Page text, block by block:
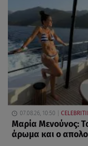
07.08.26, 10:50
Μαρία Μενούνος:
άρωμα και ο